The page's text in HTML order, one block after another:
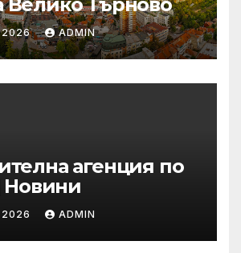
2026 ADMIN
агенция по
Новини
2026 ADMIN